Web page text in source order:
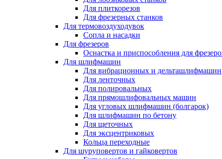
Для плиткорезов
Для фрезерных станков
Для термовоздуходувок
Сопла и насадки
Для фрезеров
Оснастка и приспособления для
Для шлифмашин
Для вибрационных и дельташлифмашин
Для ленточных
Для полировальных
Для прямошлифовальных машин
Для угловых шлифмашин (болгарок)
Для шлифмашин по бетону
Для щеточных
Для эксцентриковых
Кольца переходные
Для шуруповертов и гайковертов